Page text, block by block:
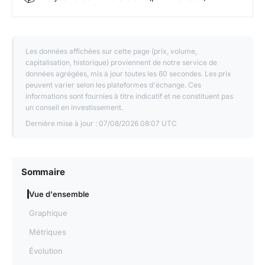
Inflation et staking: une inflation annuelle
d'environ 0,6 % récompense les validateurs et les
stakers
Burn de frais : une partie des frais de transaction
pour geler les wallets de mineurs inactifs
événement controversé qui a soulevé des
questions de décentralisation
Les données affichées sur cette page (prix, volume,
capitalisation, historique) proviennent de notre service de
données agrégées, mis à jour toutes les 60 secondes. Les prix
peuvent varier selon les plateformes d'échange. Ces
informations sont fournies à titre indicatif et ne constituent pas
un conseil en investissement.
Dernière mise à jour : 07/08/2026 08:07 UTC
Sommaire
Vue d'ensemble
Graphique
Métriques
Évolution